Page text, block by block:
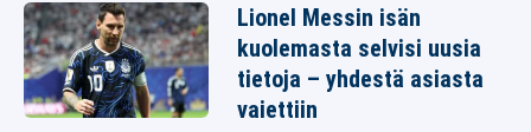
Lionel Messin isän
kuolemasta selvisi uusia
tietoja – yhdestä asiasta
vaiettiin